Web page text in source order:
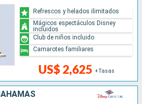
US$ 2,625 +Tasas
Refrescos y helados ilimitados
Mágicos espectáculos Disney
incluidos
Club de niños incluido
Camarotes familiares